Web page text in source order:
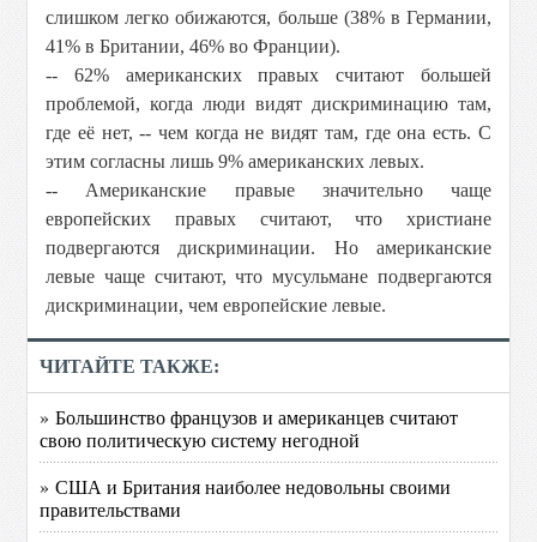
слишком легко обижаются, больше (38% в Германии,
41% в Британии, 46% во Франции).
-- 62% американских правых считают большей
проблемой, когда люди видят дискриминацию там,
где её нет, -- чем когда не видят там, где она есть. С
этим согласны лишь 9% американских левых.
-- Американские правые значительно чаще
европейских правых считают, что христиане
подвергаются дискриминации. Но американские
левые чаще считают, что мусульмане подвергаются
дискриминации, чем европейские левые.
ЧИТАЙТЕ ТАКЖЕ:
» Большинство французов и американцев считают
свою политическую систему негодной
» США и Британия наиболее недовольны своими
правительствами